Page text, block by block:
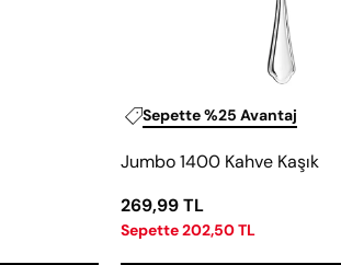
Sepette %25 Avantaj
Jumbo 1400 Kahve Kaşık
269,99 TL
Sepette 202,50 TL